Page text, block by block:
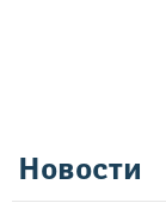
Новости